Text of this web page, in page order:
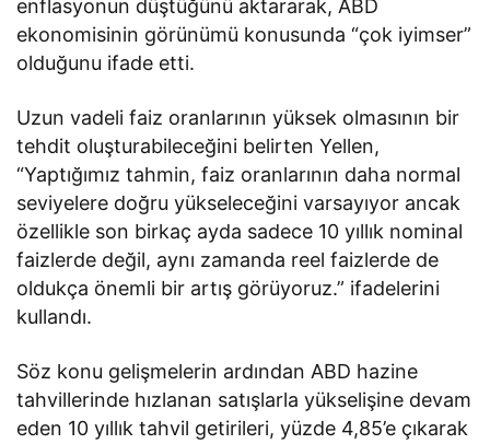
enflasyonun düştüğünü aktararak, ABD
ekonomisinin görünümü konusunda “çok iyimser”
olduğunu ifade etti.
Uzun vadeli faiz oranlarının yüksek olmasının bir
tehdit oluşturabileceğini belirten Yellen,
“Yaptığımız tahmin, faiz oranlarının daha normal
seviyelere doğru yükseleceğini varsayıyor ancak
özellikle son birkaç ayda sadece 10 yıllık nominal
faizlerde değil, aynı zamanda reel faizlerde de
oldukça önemli bir artış görüyoruz.” ifadelerini
kullandı.
Söz konu gelişmelerin ardından ABD hazine
tahvillerinde hızlanan satışlarla yükselişine devam
eden 10 yıllık tahvil getirileri, yüzde 4,85’e çıkarak